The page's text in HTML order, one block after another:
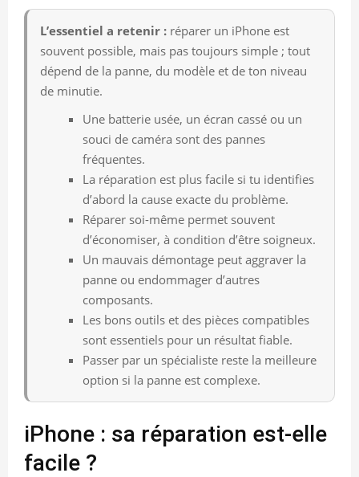
L’essentiel a retenir : réparer un iPhone est
souvent possible, mais pas toujours simple ; tout
dépend de la panne, du modèle et de ton niveau
de minutie.
Une batterie usée, un écran cassé ou un
souci de caméra sont des pannes
fréquentes.
La réparation est plus facile si tu identifies
d’abord la cause exacte du problème.
Réparer soi-même permet souvent
d’économiser, à condition d’être soigneux.
Un mauvais démontage peut aggraver la
panne ou endommager d’autres
composants.
Les bons outils et des pièces compatibles
sont essentiels pour un résultat fiable.
Passer par un spécialiste reste la meilleure
option si la panne est complexe.
iPhone : sa réparation est-elle
facile ?